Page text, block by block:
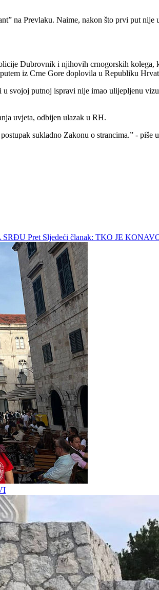
na Prevlaku. Naime, nakon što prvi put
Dubrovnik i njihovih crnogorskih
iz Crne Gore doplovila u Republiku
svojoj putnoj ispravi nije imao ulijepljenu
uvjeta, odbijen ulazak u RH.
sukladno Zakonu o strancima.” - piše
SRĐU Pret Sljedeći članak: TKO JE